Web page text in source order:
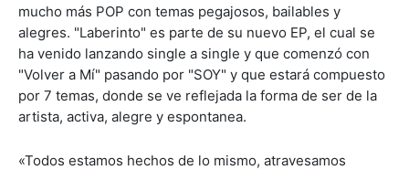
mucho más POP con temas pegajosos, bailables y
alegres. "Laberinto" es parte de su nuevo EP, el cual se
ha venido lanzando single a single y que comenzó con
"Volver a Mí" pasando por "SOY" y que estará compuesto
por 7 temas, donde se ve reflejada la forma de ser de la
artista, activa, alegre y espontanea.
«Todos estamos hechos de lo mismo, atravesamos